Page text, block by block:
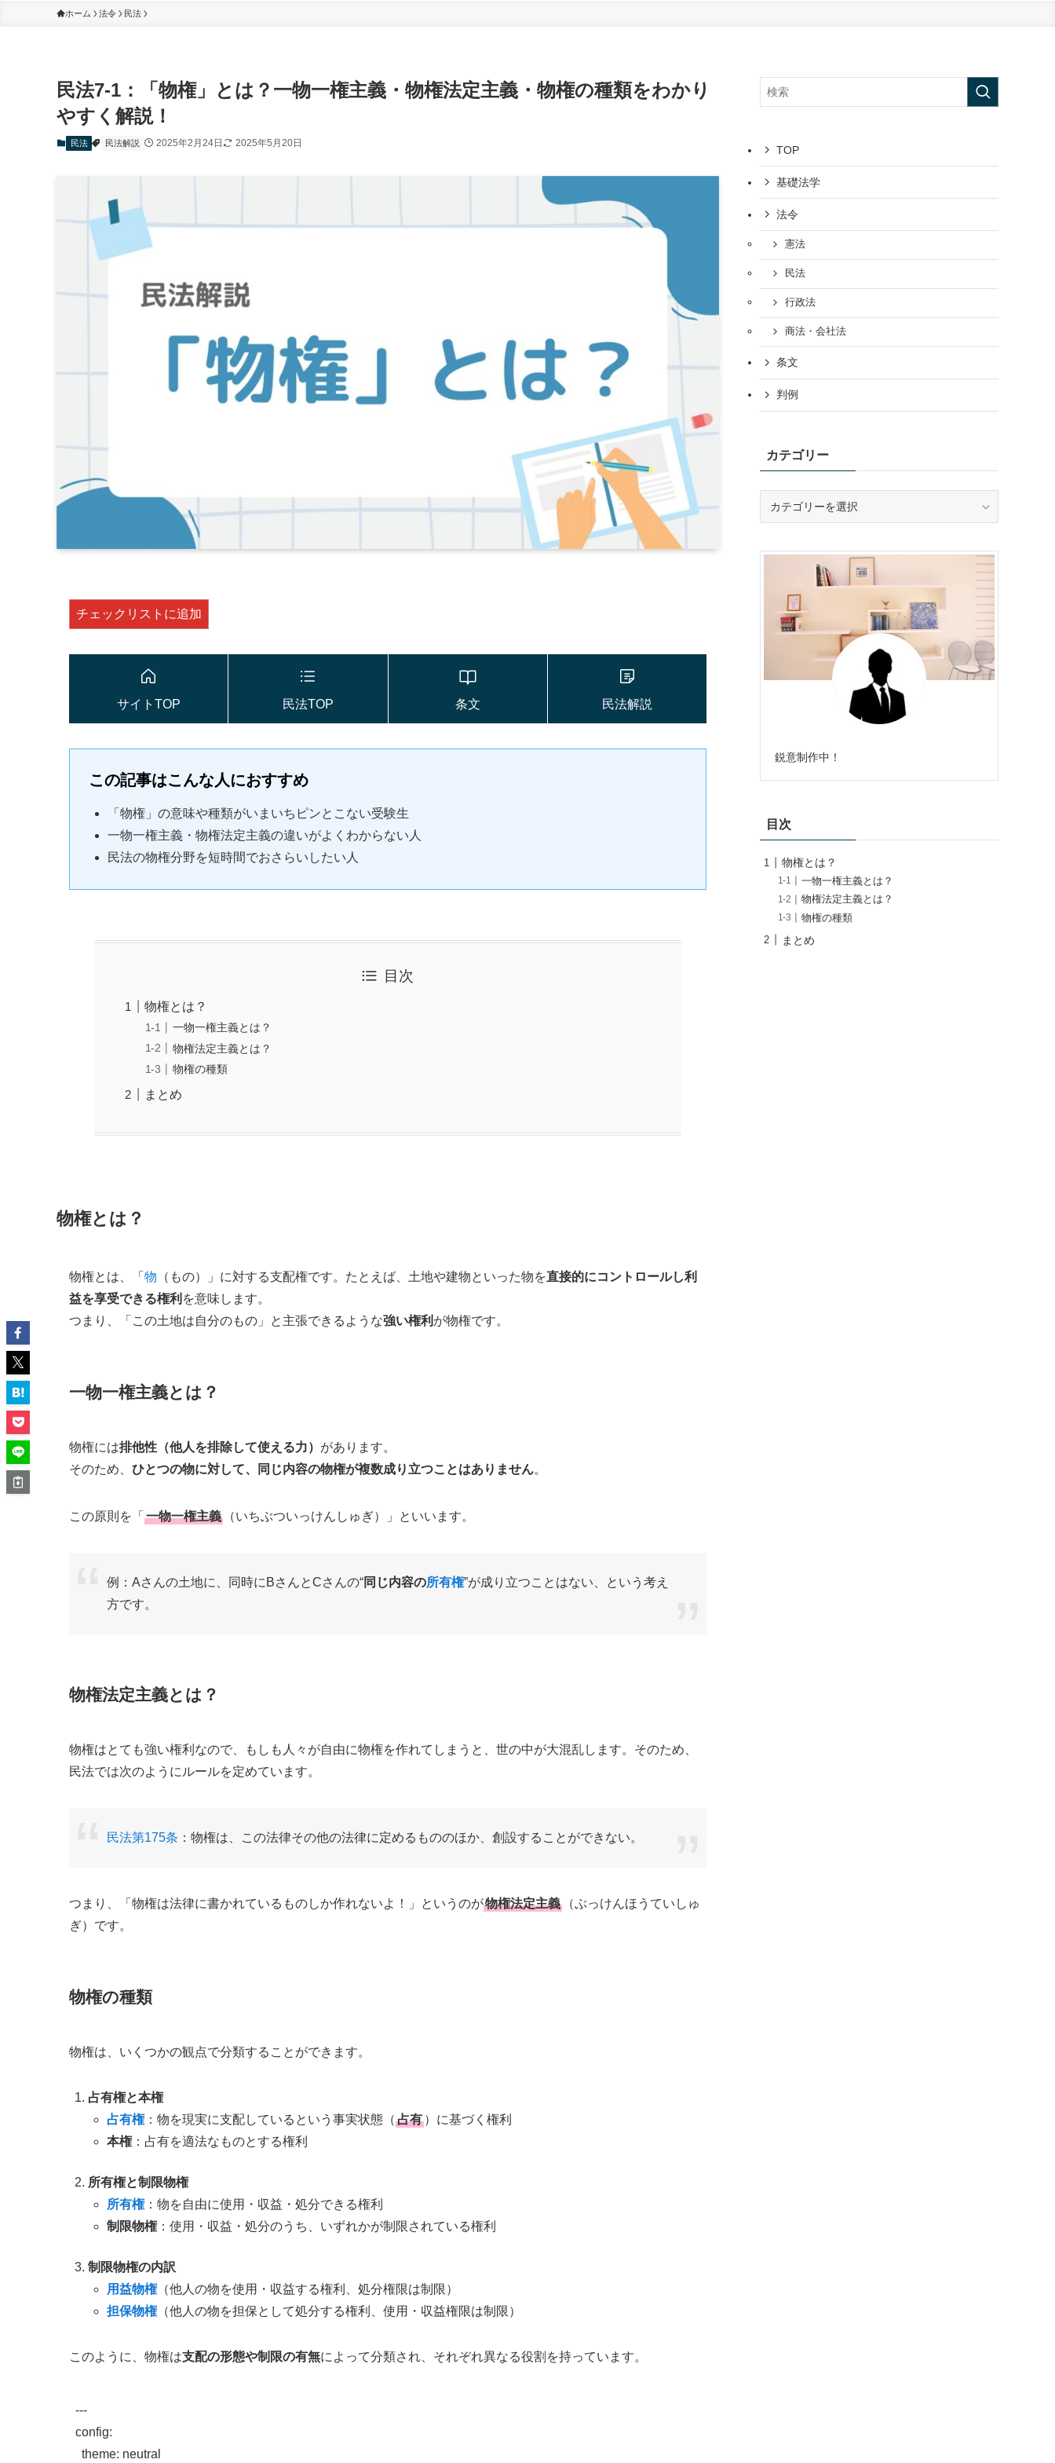
ホーム 法令 民法
民法7-1：「物権」とは？一物一権主義・物権法定主義・物権の種類をわかり
やすく解説！
民法 民法解説 2025年2月24日 2025年5月20日
チェックリストに追加
サイトTOP 民法TOP 条文 民法解説
この記事はこんな人におすすめ
「物権」の意味や種類がいまいちピンとこない受験生
一物一権主義・物権法定主義の違いがよくわからない人
民法の物権分野を短時間でおさらいしたい人
目次
物権とは？
一物一権主義とは？
物権法定主義とは？
物権の種類
まとめ
物権とは？
物権とは、「 物 （もの）」に対する支配権です。たとえば、土地や建物といった物を直接的にコントロールし利
益を享受できる権利 を意味します。
つまり、「この土地は自分のもの」と主張できるような強い権利 が物権です。
一物一権主義とは？
物権には排他性（他人を排除して使える力） があります。
そのため、 ひとつの物に対して、同じ内容の物権が複数成り立つことはありません。
この原則を「 一物一権主義 （いちぶついっけんしゅぎ）」といいます。
例：Aさんの土地に、同時にBさんとCさんの“同じ内容の所有権”が成り立つことはない、という考え
方です。
物権法定主義とは？
物権はとても強い権利なので、もしも人々が自由に物権を作れてしまうと、世の中が大混乱します。そのため、
民法では次のようにルールを定めています。
民法第175条 ：物権は、この法律その他の法律に定めるもののほか、創設することができない。
つまり、「物権は法律に書かれているものしか作れないよ！」というのが物権法定主義
（ぶっけんほうていしゅ
ぎ）です。
物権の種類
物権は、いくつかの観点で分類することができます。
占有権と本権
占有権：物を現実に支配しているという事実状態（ 占有 ）に基づく権利
本権：占有を適法なものとする権利
所有権と制限物権
所有権：物を自由に使用・収益・処分できる権利
制限物権：使用・収益・処分のうち、いずれかが制限されている権利
制限物権の内訳
用益物権（他人の物を使用・収益する権利、処分権限は制限）
担保物権（他人の物を担保として処分する権利、使用・収益権限は制限）
このように、物権は支配の形態や制限の有無によって分類され、それぞれ異なる役割を持っています。
---
config:
  theme: neutral
TOP
基礎法学
法令
憲法
民法
行政法
商法・会社法
条文
判例
カテゴリー
リ
鋭意制作中！
目次
物権とは？
一物一権主義とは？
物権法定主義とは？
物権の種類
まとめ